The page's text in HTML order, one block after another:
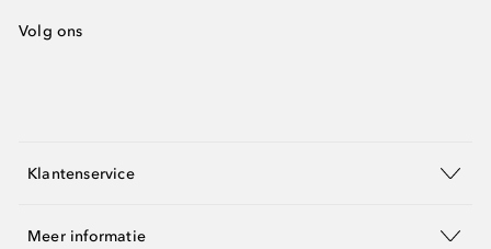
Volg ons
Klantenservice
Meer informatie